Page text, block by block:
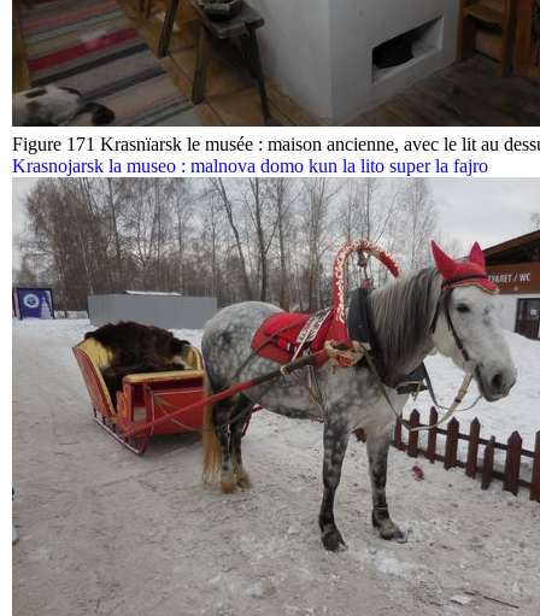
Figure 171 Krasnïarsk le musée : maison ancienne, avec le lit au
Krasnojarsk la museo : malnova domo kun la lito super la fajro